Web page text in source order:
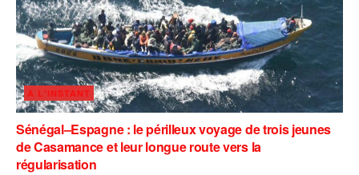
A L'INSTANT
Sénégal–Espagne : le périlleux voyage de trois jeunes
de Casamance et leur longue route vers la
régularisation